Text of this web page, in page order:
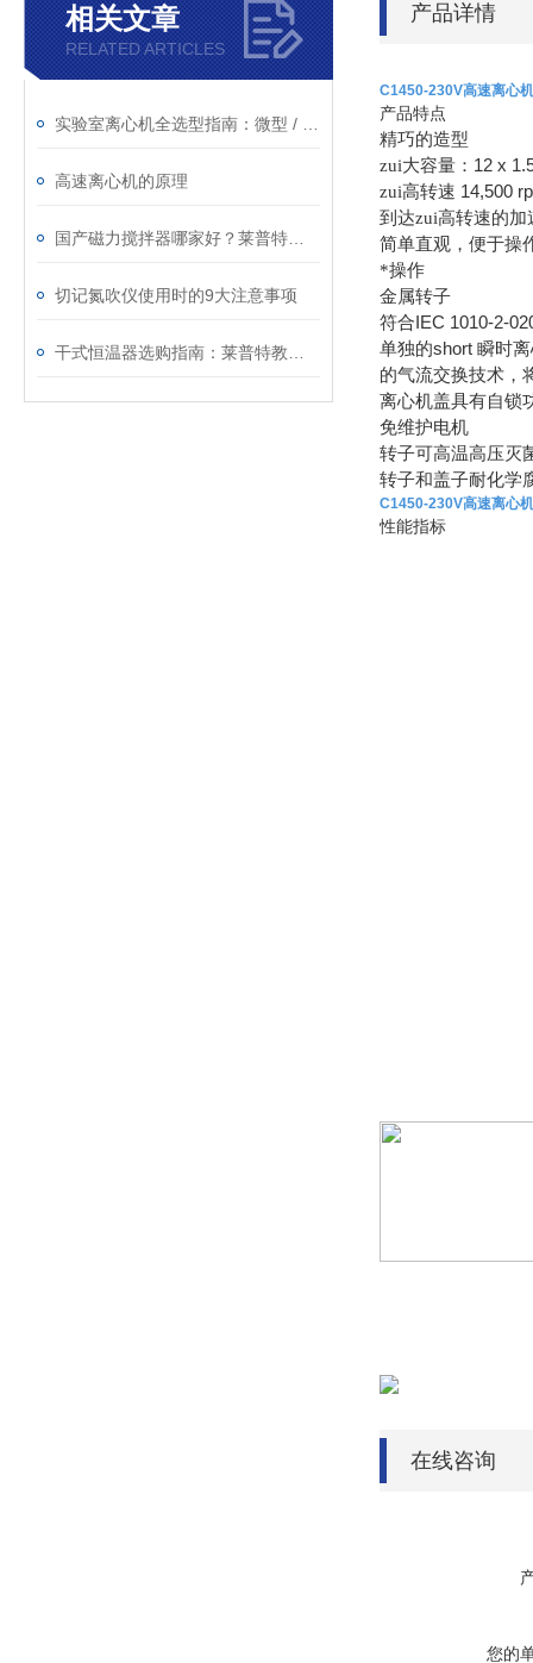
相关文章
RELATED ARTICLES
高速离心机的原理
切记氮吹仪使用时的9大注意事项
产品详情
C1450-230V高速离心
产品特点
精巧的造型
zui大容量： 12 x
zui高转速 14,500
到达zui高转速的
简单直观，便于操
*操作
金属转子
符合IEC 1010-2-
单独的short 瞬时
的气流交换技术，
离心机盖具有自锁
免维护电机
转子可高温高压灭
转子和盖子耐化学
C1450-230V高速离心
性能指标
在线咨询
您的